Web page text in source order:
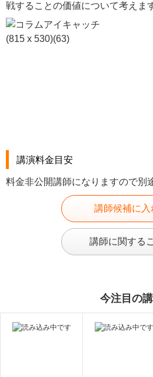
戦することの価値について考えま
講演料金目安
料金非公開講師になりますので別
講師候補に入
講師に関する
今注目の